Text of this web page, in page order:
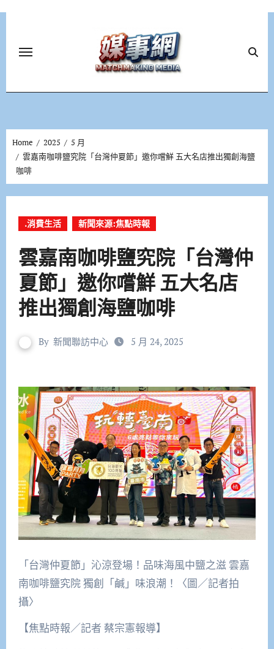
Home 2025
5 月
雲嘉南咖啡鹽究院「台灣仲夏節」邀你嚐鮮 五大名店推出獨創海鹽
咖啡
.消費生活 新聞來源:焦點時報
雲嘉南咖啡鹽究院「台灣仲
夏節」邀你嚐鮮 五大名店
推出獨創海鹽咖啡
By 新聞聯訪中心 5 月 24, 2025
「台灣仲夏節」沁涼登場！品味海風中鹽之滋 雲嘉
南咖啡鹽究院 獨創「鹹」味浪潮！〈圖／記者拍
攝〉
【焦點時報／記者 蔡宗憲報導】